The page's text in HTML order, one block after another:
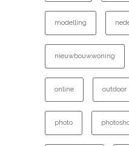
modelling
nieuwbouwwoning
online outdoor
photo